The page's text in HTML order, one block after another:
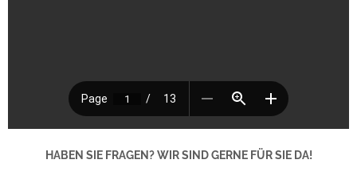
HABEN SIE FRAGEN? WIR SIND GERNE FÜR SIE DA!